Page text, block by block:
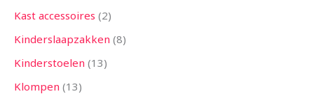
Kast accessoires 2
Kinderslaapzakken 8
Kinderstoelen 13
Klompen 13